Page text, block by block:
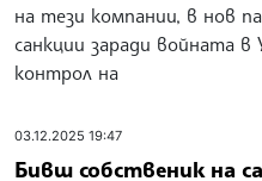
на тези компании, в нов
санкции заради войната в
контрол на
03.12.2025 19:47
Бивш собственик на